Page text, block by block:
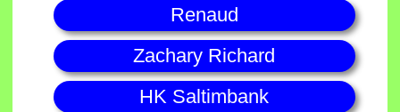
Renaud
Zachary Richard
HK Saltimbank